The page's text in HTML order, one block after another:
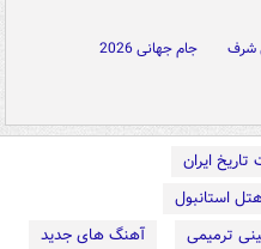
شرف
جام جهانی 2026
ایران
استانبول
ترمیمی
آهنگ های جدید